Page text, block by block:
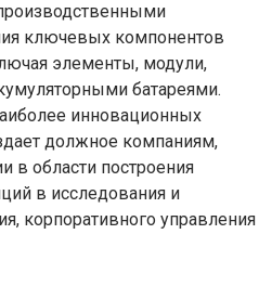
ключевых компонентов
элементы, модули,
батареями.
инновационных
должное компаниям,
в области построения
в исследования и
корпоративного управления